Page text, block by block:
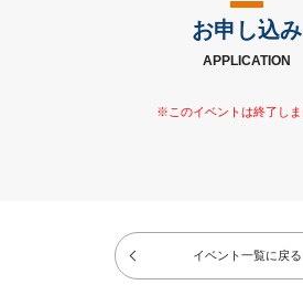
お申し込み
APPLICATION
イベント一覧に戻る